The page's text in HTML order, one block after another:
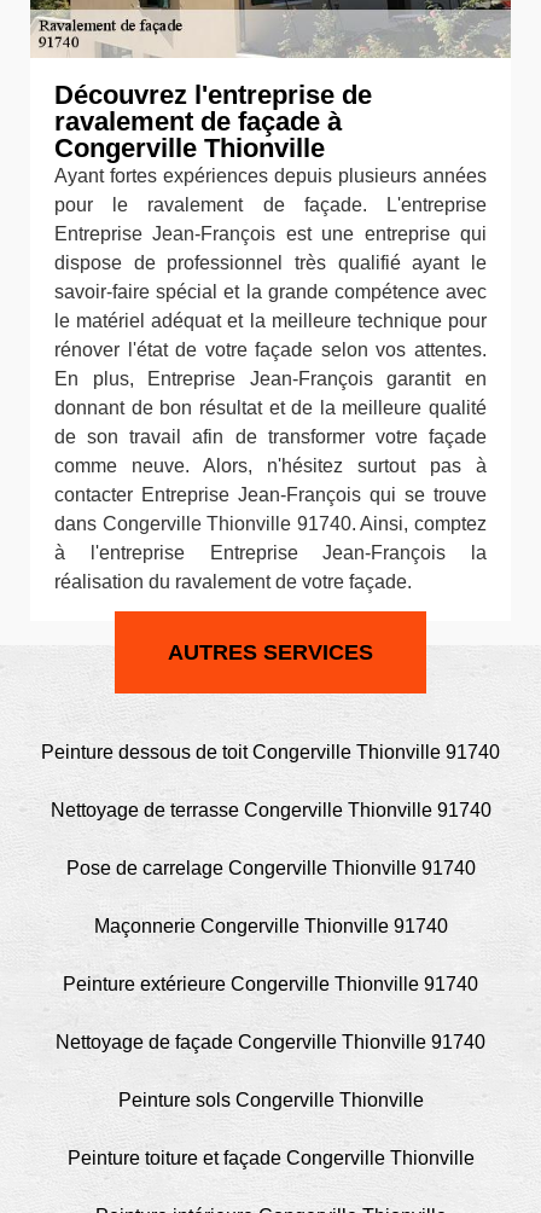
Découvrez l'entreprise de
ravalement de façade à
Congerville Thionville
Ayant fortes expériences depuis plusieurs années
pour le ravalement de façade. L'entreprise
Entreprise Jean-François est une entreprise qui
dispose de professionnel très qualifié ayant le
savoir-faire spécial et la grande compétence avec
le matériel adéquat et la meilleure technique pour
rénover l'état de votre façade selon vos attentes.
En plus, Entreprise Jean-François garantit en
donnant de bon résultat et de la meilleure qualité
de son travail afin de transformer votre façade
comme neuve. Alors, n'hésitez surtout pas à
contacter Entreprise Jean-François qui se trouve
dans Congerville Thionville 91740. Ainsi, comptez
à l'entreprise Entreprise Jean-François la
réalisation du ravalement de votre façade.
AUTRES SERVICES
Peinture dessous de toit Congerville Thionville 91740
Nettoyage de terrasse Congerville Thionville 91740
Pose de carrelage Congerville Thionville 91740
Maçonnerie Congerville Thionville 91740
Peinture extérieure Congerville Thionville 91740
Nettoyage de façade Congerville Thionville 91740
Peinture sols Congerville Thionville
Peinture toiture et façade Congerville Thionville